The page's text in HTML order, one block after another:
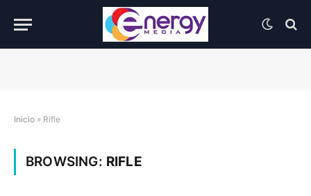
Inicio » Rifle
BROWSING: RIFLE